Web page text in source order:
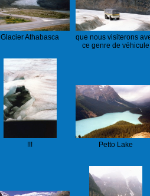
Glacier Athabasca
que nous visiterons
ce genre de véhicule
!!! Petto Lake